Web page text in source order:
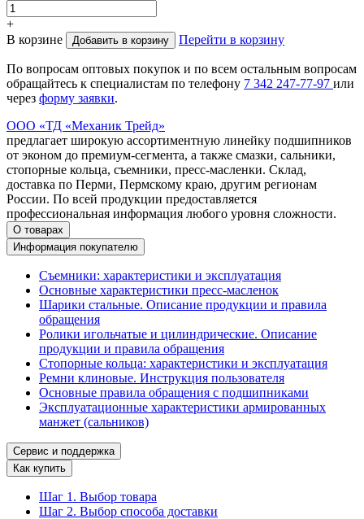
+
В корзине
Добавить в корзину Перейти в корзину
По вопросам оптовых покупок и по всем остальным вопросам
обращайтесь к специалистам по телефону 7 342 247-77-97 или
через форму заявки.
ООО «ТД «Механик Трейд»
предлагает широкую ассортиментную линейку подшипников
от эконом до премиум-сегмента, а также смазки, сальники,
стопорные кольца, съемники, пресс-масленки. Склад,
доставка по Перми, Пермскому краю, другим регионам
России. По всей продукции предоставляется
профессиональная информация любого уровня сложности.
О товарах
Информация покупателю
Съемники: характеристики и эксплуатация
Основные характеристики пресс‑масленок
Шарики стальные. Описание продукции и правила
обращения
Ролики игольчатые и цилиндрические. Описание
продукции и правила обращения
Стопорные кольца: характеристики и эксплуатация
Ремни клиновые. Инструкция пользователя
Основные правила обращения с подшипниками
Эксплуатационные характеристики армированных
манжет (сальников)
Сервис и поддержка
Как купить
Шаг 1. Выбор товара
Шаг 2. Выбор способа доставки